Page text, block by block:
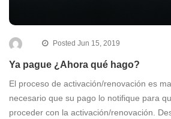
Posted Jun 15, 2019
Ya pague ¿Ahora qué hago?
El proceso de activación/renovación es
necesario que su pago lo notifique para
proceder con la activación/renovación.